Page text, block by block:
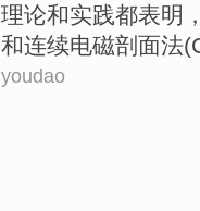
理论和实践都表明 ，
和连续电磁剖面法(
youdao